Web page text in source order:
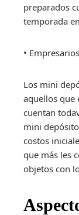
preparados
temporada
•
Los mini
aquellos que
cuentan
mini
costos
que más les
objetos con